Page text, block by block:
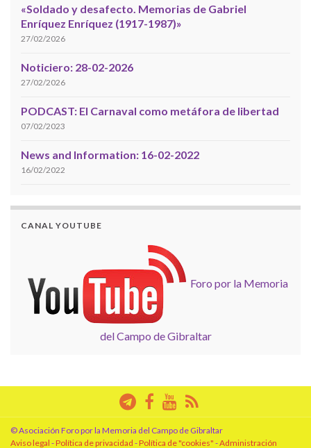
«Soldado y desafecto. Memorias de Gabriel
Enríquez Enríquez (1917-1987)»
27/02/2026
Noticiero: 28-02-2026
27/02/2026
PODCAST: El Carnaval como metáfora de libertad
07/02/2023
News and Information: 16-02-2022
16/02/2022
CANAL YOUTUBE
Foro por la Memoria
del Campo de Gibraltar
© Asociación Foro por la Memoria del Campo de Gibraltar
Aviso legal -Política de privacidad -Política de "cookies" -Administración